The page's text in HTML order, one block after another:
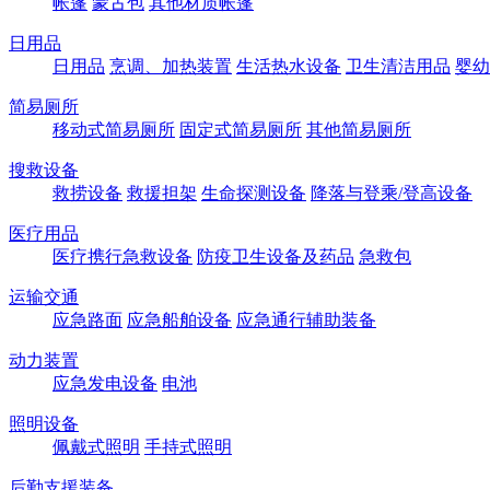
日用品
日用品 烹调、加热装置 生活热水设备 卫生清洁用品 婴
简易厕所
移动式简易厕所 固定式简易厕所 其他简易厕所
搜救设备
救捞设备 救援担架 生命探测设备 降落与登乘/登高设备
医疗用品
医疗携行急救设备 防疫卫生设备及药品 急救包
运输交通
应急路面 应急船舶设备 应急通行辅助装备
动力装置
应急发电设备 电池
照明设备
佩戴式照明 手持式照明